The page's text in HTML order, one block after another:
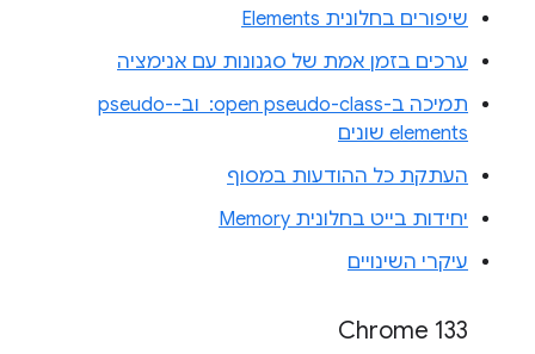
שיפורים בחלונית Elements
ערכים בזמן אמת של סגנונות עם אנימציה
תמיכה ב-‎ :open pseudo-class וב-pseudo-
elements שונים
העתקת כל ההודעות במסוף
יחידות בייט בחלונית Memory
עיקרי השינויים
Chrome 133